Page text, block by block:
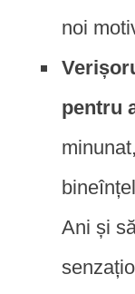
noi
pentru
Ani și